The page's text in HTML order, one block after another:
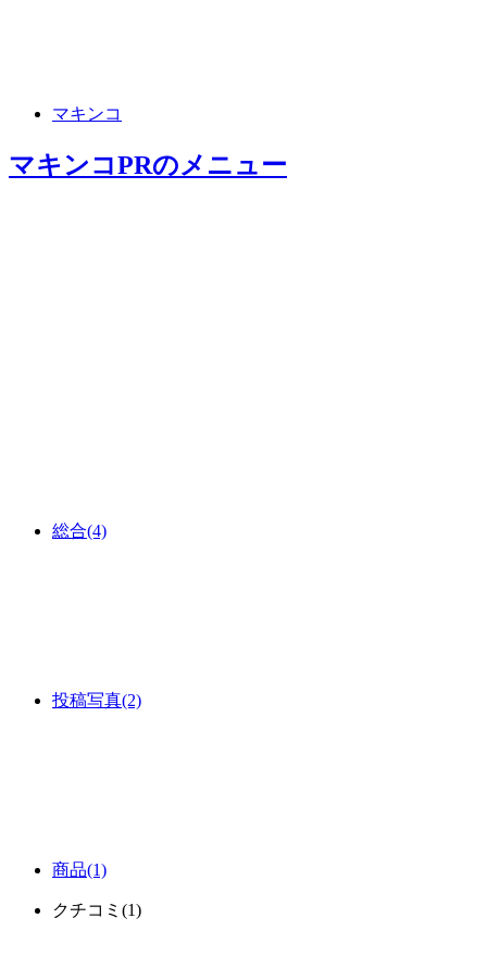
マキンコ
マキンコPRのメニュー
総合(4)
投稿写真(2)
商品(1)
クチコミ (1)